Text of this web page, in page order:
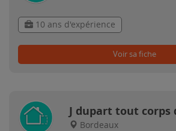
10 ans d'expérience
Voir sa fiche
J dupart tout corps
Bordeaux